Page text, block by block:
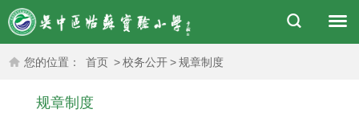
您的位置： 首页 >校务公开>规章制度
规章制度